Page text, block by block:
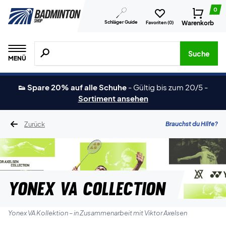
Schläger Guide Favoriten (0)
0
Warenkorb
MENÜ
Suche nach Produkten, Marken usw.
Suche
👟 Spare 20% auf alle Schuhe - Gültig bis zum 20/5 -
Sortiment ansehen
Zurück Brauchst du Hilfe?
Yonex VA Collection
Yonex VA Kollektion – in Zusammenarbeit mit Viktor Axelsen